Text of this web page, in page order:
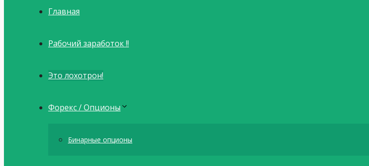
Главная
Рабочий заработок !!
Это лохотрон!
Форекс / Опционы
Бинарные опционы